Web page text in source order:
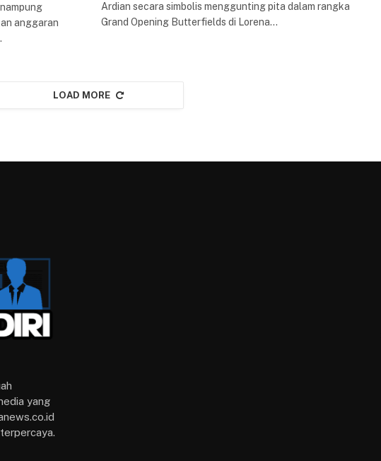
anggaran
Ardian secara simbolis menggunting pita dalam rangka
Grand Opening Butterfields di Lorena…
LOAD MORE
Koperasi, Usaha
Kecil…
yang